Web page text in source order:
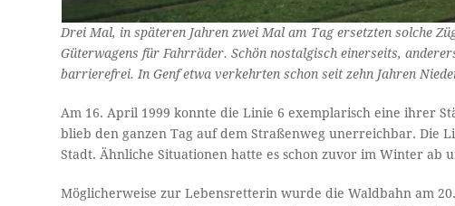
Drei Mal, in späteren Jahren zwei Mal am Tag ersetzten solche
Güterwagens für Fahrräder. Schön nostalgisch einerseits,
barrierefrei. In Genf etwa verkehrten schon seit zehn Jahren
Am 16. April 1999 konnte die Linie 6 exemplarisch eine ihrer
blieb den ganzen Tag auf dem Straßenweg unerreichbar. Die
Stadt. Ähnliche Situationen hatte es schon zuvor im Winter ab
Möglicherweise zur Lebensretterin wurde die Waldbahn am